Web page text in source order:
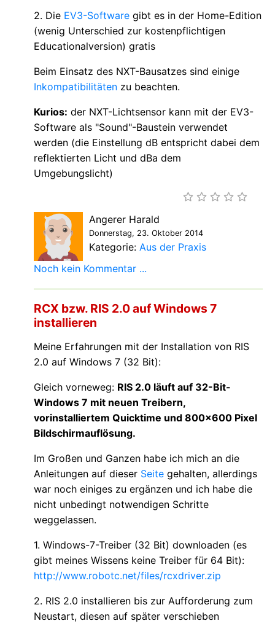
2. Die EV3-Software gibt es in der Home-Edition
(wenig Unterschied zur kostenpflichtigen
Educationalversion) gratis
Beim Einsatz des NXT-Bausatzes sind einige
Inkompatibilitäten zu beachten.
Kurios: der NXT-Lichtsensor kann mit der EV3-
Software als "Sound"-Baustein verwendet
werden (die Einstellung dB entspricht dabei dem
reflektierten Licht und dBa dem
Umgebungslicht)
Angerer Harald
Donnerstag, 23. Oktober 2014
Kategorie: Aus der Praxis
Noch kein Kommentar ...
RCX bzw. RIS 2.0 auf Windows 7
installieren
Meine Erfahrungen mit der Installation von RIS
2.0 auf Windows 7 (32 Bit):
Gleich vorneweg: RIS 2.0 läuft auf 32-Bit-
Windows 7 mit neuen Treibern,
vorinstalliertem Quicktime und 800x600 Pixel
Bildschirmauflösung.
Im Großen und Ganzen habe ich mich an die
Anleitungen auf dieser Seite gehalten, allerdings
war noch einiges zu ergänzen und ich habe die
nicht unbedingt notwendigen Schritte
weggelassen.
1. Windows-7-Treiber (32 Bit) downloaden (es
gibt meines Wissens keine Treiber für 64 Bit):
http://www.robotc.net/files/rcxdriver.zip
2. RIS 2.0 installieren bis zur Aufforderung zum
Neustart, diesen auf später verschieben